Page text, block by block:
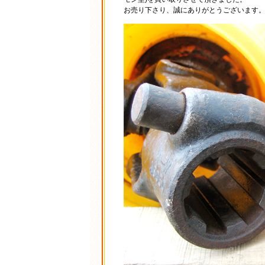
お売り下さり、誠にありがとうございます。